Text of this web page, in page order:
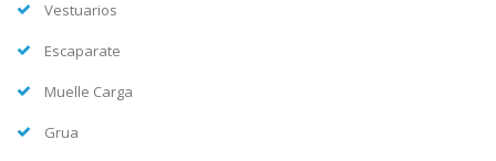
Vestuarios
Escaparate
Muelle Carga
Grua